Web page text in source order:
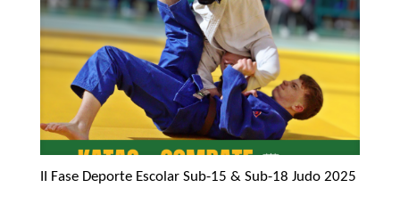
II Fase Deporte Escolar Sub-15 & Sub-18 Judo 2025